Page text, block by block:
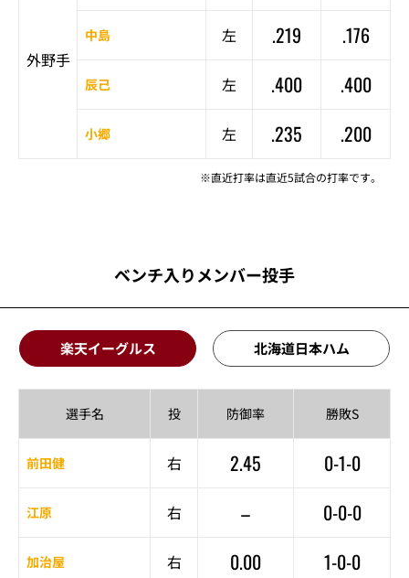
外野手
中島 左 .219 .176
辰己 左 .400 .400
小郷 左 .235 .200
※直近打率は直近5試合の打率です。
ベンチ入りメンバー投手
楽天イーグルス 北海道日本ハム
選手名 投 防御率 勝敗S
前田健 右 2.45 0-1-0
江原 右 – 0-0-0
加治屋 右 0.00 1-0-0